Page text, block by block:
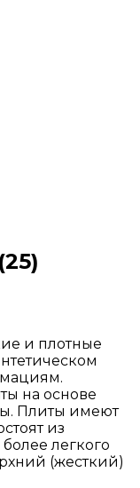
и плотные
на основе
Плиты имеют
из
легкого
(жесткий)